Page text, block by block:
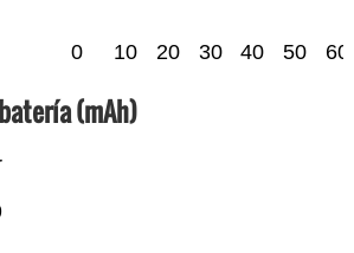
0 10 20 30 40 50 60
(mAh)